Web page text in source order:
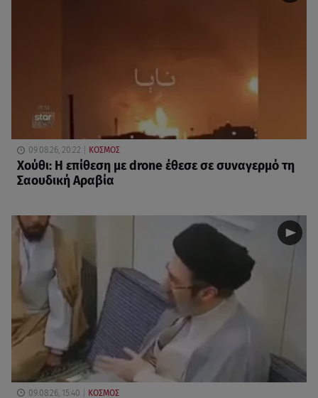
09.08.26, 20:22 ΚΟΣΜΟΣ
Χούθι: Η επίθεση με drone έθεσε σε συναγερμό τη
Σαουδική Αραβία
09.08.26, 15:40 ΚΟΣΜΟΣ